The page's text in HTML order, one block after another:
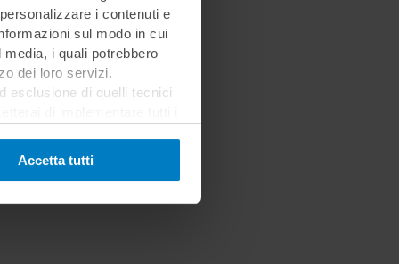
i contenuti e
sul modo in cui
i quali potrebbero
dei loro servizi.
esclusione di quelli tecnici
Accetta tutti